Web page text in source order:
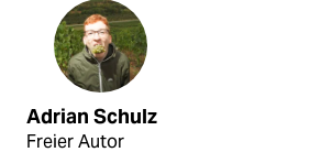
Adrian Schulz
Freier Autor